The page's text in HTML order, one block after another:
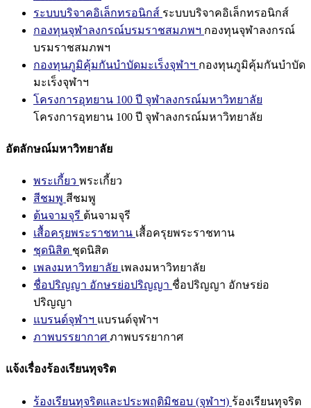
ระบบบริจาคอิเล็กทรอนิกส์ ระบบบริจาคอิเล็กทรอนิกส์
กองทุนจุฬาลงกรณ์บรมราชสมภพฯ กองทุนจุฬาลงกรณ์
บรมราชสมภพฯ
กองทุนภูมิคุ้มกันบำบัดมะเร็งจุฬาฯ กองทุนภูมิคุ้มกันบำบัด
มะเร็งจุฬาฯ
โครงการอุทยาน 100 ปี จุฬาลงกรณ์มหาวิทยาลัย
โครงการอุทยาน 100 ปี จุฬาลงกรณ์มหาวิทยาลัย
อัตลักษณ์มหาวิทยาลัย
พระเกี้ยว พระเกี้ยว
สีชมพู สีชมพู
ต้นจามจุรี ต้นจามจุรี
เสื้อครุยพระราชทาน เสื้อครุยพระราชทาน
ชุดนิสิต ชุดนิสิต
เพลงมหาวิทยาลัย เพลงมหาวิทยาลัย
ชื่อปริญญา อักษรย่อปริญญา ชื่อปริญญา อักษรย่อ
ปริญญา
แบรนด์จุฬาฯ แบรนด์จุฬาฯ
ภาพบรรยากาศ ภาพบรรยากาศ
แจ้งเรื่องร้องเรียนทุจริต
ร้องเรียนทุจริตและประพฤติมิชอบ (จุฬาฯ) ร้องเรียนทุจริต